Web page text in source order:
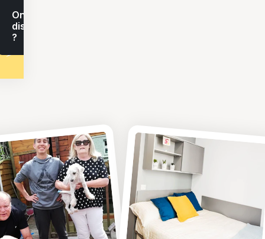
On en
discute
?